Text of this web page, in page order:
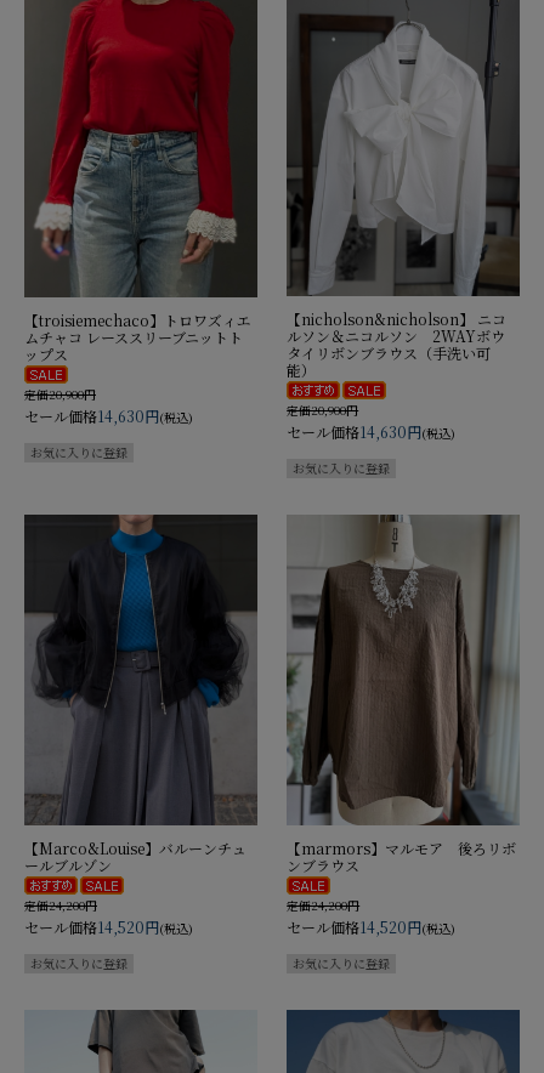
【troisiemechaco】トロワズィエ
ムチャコ レーススリーブニットト
ップス
定価20,900円
セール価格14,630円(税込)
【nicholson&nicholson】 ニコ
ルソン＆ニコルソン 2WAYボウ
タイリボンブラウス（手洗い可
能）
定価20,900円
セール価格14,630円(税込)
【Marco&Louise】バルーンチュ
ールブルゾン
定価24,200円
セール価格14,520円(税込)
【marmors】マルモア 後ろリボ
ンブラウス
定価24,200円
セール価格14,520円(税込)